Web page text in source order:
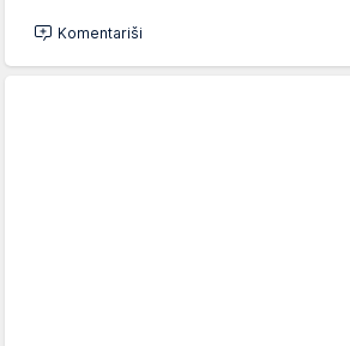
Komentariši